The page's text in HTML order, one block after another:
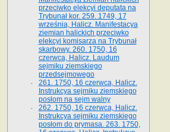
przeciwko elekcyi deputata na
Trybunał kor. 259. 1749, 17
września, Halicz. Manifestacya
ziemian halickich przeciwko
elekcyi komisarza na Trybunał
skarbowy. 260. 1750, 16
czerwca, Halicz. Laudum
sejmiku ziemskiego
przedsejmowego
261. 1750, 16 czerwca, Halicz.
Instrukcya sejmiku ziemskiego
posłom na sejm walny
262. 1750, 16 czerwca, Halicz.
Instrukcya sejmiku ziemskiego
posłom do prymasa. 263. 1750,